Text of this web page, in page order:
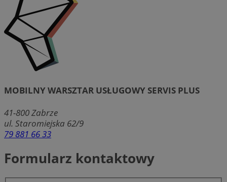
MOBILNY WARSZTAR USŁUGOWY SERVIS PLUS
41-800Zabrze
ul. Staromiejska 62/9
79 881 66 33
Formularz kontaktowy